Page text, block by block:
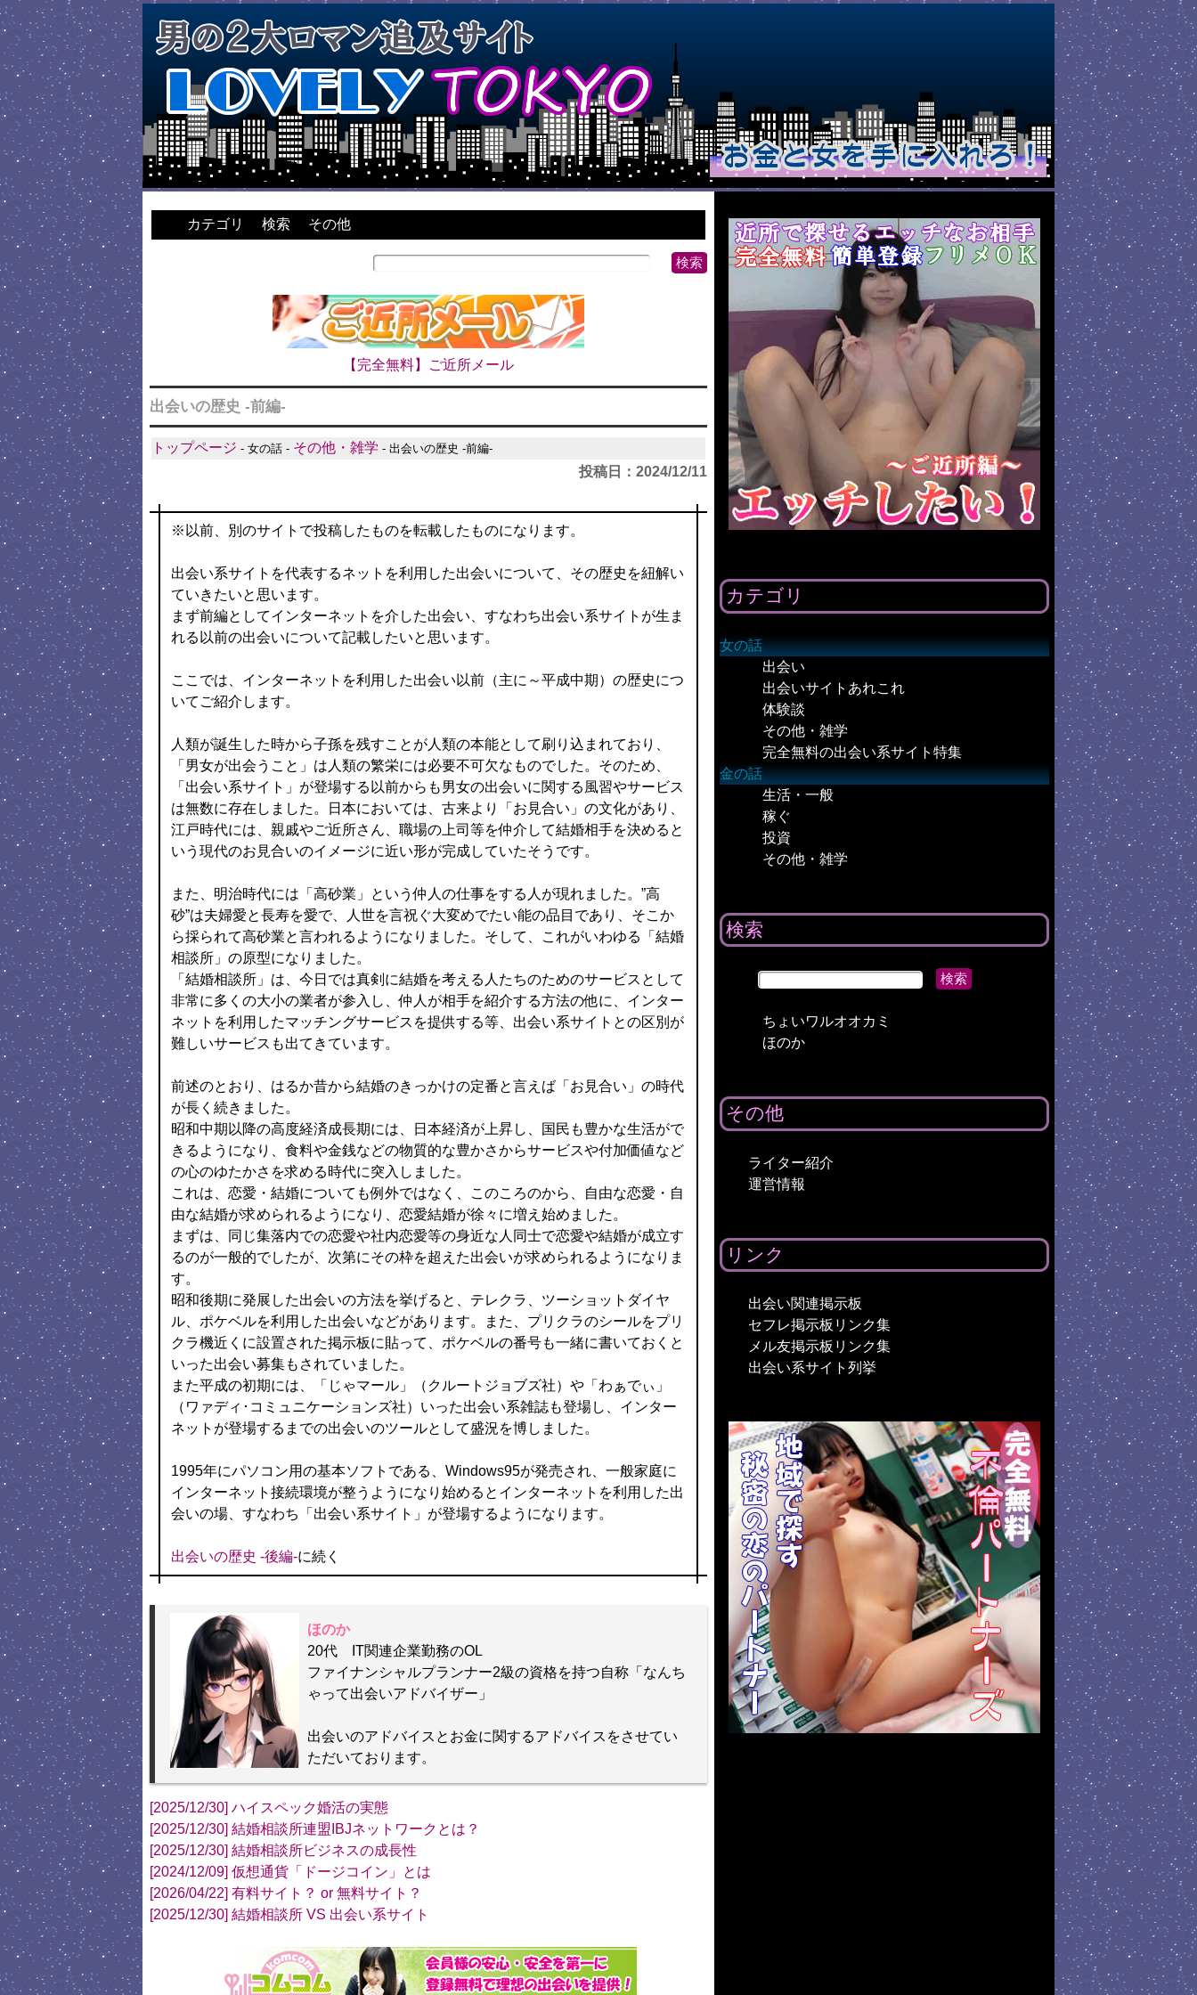
カテゴリ 検索 その他
【完全無料】ご近所メール
出会いの歴史 -前編-
トップページ - 女の話 - その他・雑学 - 出会いの歴史 -前編-
投稿日：2024/12/11
※以前、別のサイトで投稿したものを転載したものになります。
出会い系サイトを代表するネットを利用した出会いについて、その歴史を紐解い
ていきたいと思います。
まず前編としてインターネットを介した出会い、すなわち出会い系サイトが生ま
れる以前の出会いについて記載したいと思います。
ここでは、インターネットを利用した出会い以前（主に～平成中期）の歴史につ
いてご紹介します。
人類が誕生した時から子孫を残すことが人類の本能として刷り込まれており、
「男女が出会うこと」は人類の繁栄には必要不可欠なものでした。そのため、
「出会い系サイト」が登場する以前からも男女の出会いに関する風習やサービス
は無数に存在しました。日本においては、古来より「お見合い」の文化があり、
江戸時代には、親戚やご近所さん、職場の上司等を仲介して結婚相手を決めると
いう現代のお見合いのイメージに近い形が完成していたそうです。
また、明治時代には「高砂業」という仲人の仕事をする人が現れました。”高
砂”は夫婦愛と長寿を愛で、人世を言祝ぐ大変めでたい能の品目であり、そこか
ら採られて高砂業と言われるようになりました。そして、これがいわゆる「結婚
相談所」の原型になりました。
「結婚相談所」は、今日では真剣に結婚を考える人たちのためのサービスとして
非常に多くの大小の業者が参入し、仲人が相手を紹介する方法の他に、インター
ネットを利用したマッチングサービスを提供する等、出会い系サイトとの区別が
難しいサービスも出てきています。
前述のとおり、はるか昔から結婚のきっかけの定番と言えば「お見合い」の時代
が長く続きました。
昭和中期以降の高度経済成長期には、日本経済が上昇し、国民も豊かな生活がで
きるようになり、食料や金銭などの物質的な豊かさからサービスや付加価値など
の心のゆたかさを求める時代に突入しました。
これは、恋愛・結婚についても例外ではなく、このころのから、自由な恋愛・自
由な結婚が求められるようになり、恋愛結婚が徐々に増え始めました。
まずは、同じ集落内での恋愛や社内恋愛等の身近な人同士で恋愛や結婚が成立す
るのが一般的でしたが、次第にその枠を超えた出会いが求められるようになりま
す。
昭和後期に発展した出会いの方法を挙げると、テレクラ、ツーショットダイヤ
ル、ポケベルを利用した出会いなどがあります。また、プリクラのシールをプリ
クラ機近くに設置された掲示板に貼って、ポケベルの番号も一緒に書いておくと
いった出会い募集もされていました。
また平成の初期には、「じゃマール」（クルートジョブズ社）や「わぁでぃ」
（ワァディ･コミュニケーションズ社）いった出会い系雑誌も登場し、インター
ネットが登場するまでの出会いのツールとして盛況を博しました。
1995年にパソコン用の基本ソフトである、Windows95が発売され、一般家庭に
インターネット接続環境が整うようになり始めるとインターネットを利用した出
会いの場、すなわち「出会い系サイト」が登場するようになります。
出会いの歴史 -後編-に続く
ほのか
20代 IT関連企業勤務のOL
ファイナンシャルプランナー2級の資格を持つ自称「なんち
ゃって出会いアドバイザー」
出会いのアドバイスとお金に関するアドバイスをさせてい
ただいております。
[2025/12/30] ハイスペック婚活の実態
[2025/12/30] 結婚相談所連盟IBJネットワークとは？
[2025/12/30] 結婚相談所ビジネスの成長性
[2024/12/09] 仮想通貨「ドージコイン」とは
[2026/04/22] 有料サイト？ or 無料サイト？
[2025/12/30] 結婚相談所 VS 出会い系サイト
カテゴリ
女の話
出会い
出会いサイトあれこれ
体験談
その他・雑学
完全無料の出会い系サイト特集
金の話
生活・一般
稼ぐ
投資
その他・雑学
検索
ちょいワルオオカミ
ほのか
その他
ライター紹介
運営情報
リンク
出会い関連掲示板
セフレ掲示板リンク集
メル友掲示板リンク集
出会い系サイト列挙